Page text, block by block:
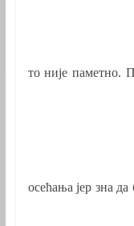
то није паметно.
осећања јер зна